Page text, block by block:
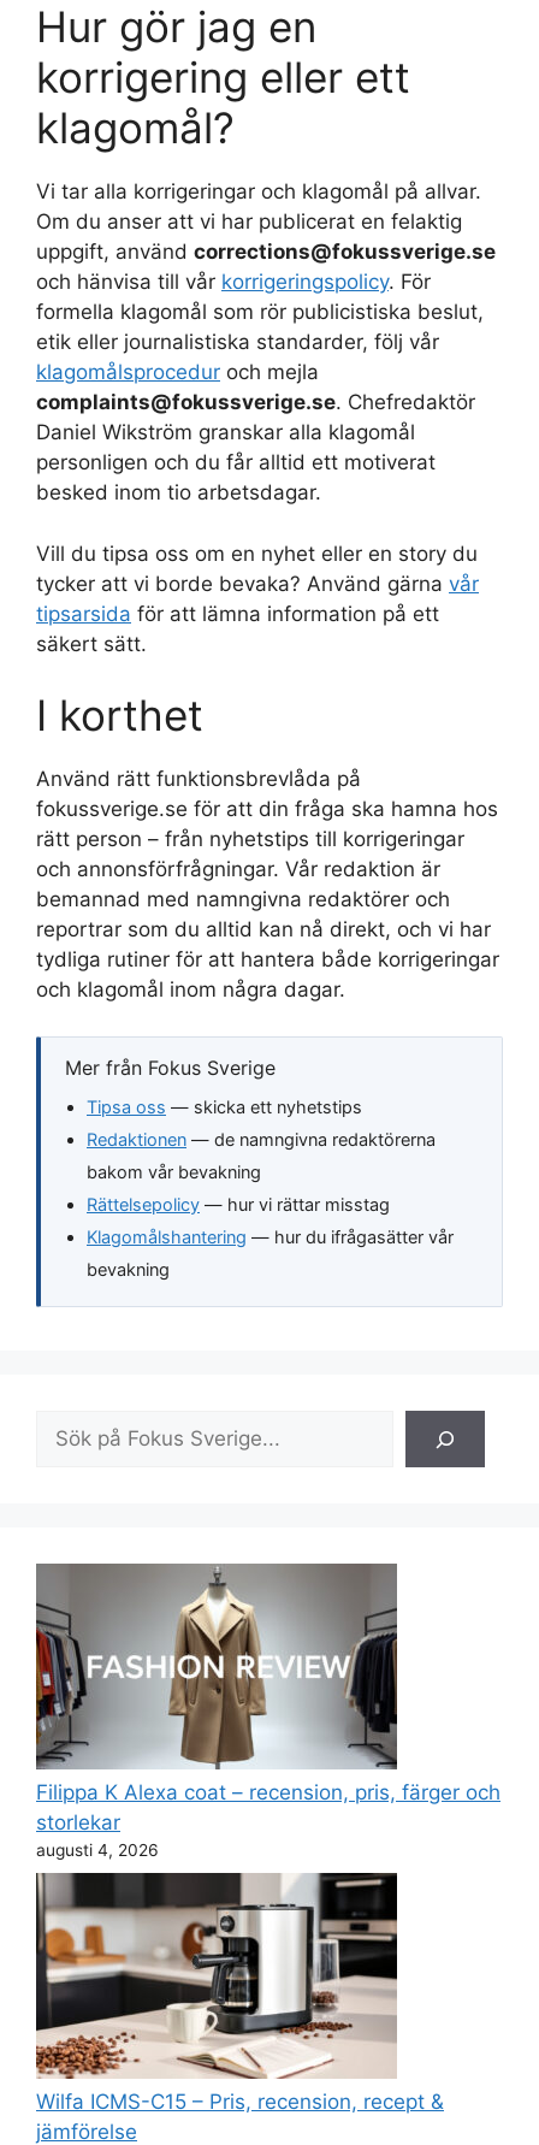
Hur gör jag en
korrigering eller ett
klagomål?
Vi tar alla korrigeringar och klagomål på allvar.
Om du anser att vi har publicerat en felaktig
uppgift, använd corrections@fokussverige.se
och hänvisa till vår korrigeringspolicy. För
formella klagomål som rör publicistiska beslut,
etik eller journalistiska standarder, följ vår
klagomålsprocedur och mejla
complaints@fokussverige.se. Chefredaktör
Daniel Wikström granskar alla klagomål
personligen och du får alltid ett motiverat
besked inom tio arbetsdagar.
Vill du tipsa oss om en nyhet eller en story du
tycker att vi borde bevaka? Använd gärna vår
tipsarsida för att lämna information på ett
säkert sätt.
I korthet
Använd rätt funktionsbrevlåda på
fokussverige.se för att din fråga ska hamna hos
rätt person – från nyhetstips till korrigeringar
och annonsförfrågningar. Vår redaktion är
bemannad med namngivna redaktörer och
reportrar som du alltid kan nå direkt, och vi har
tydliga rutiner för att hantera både korrigeringar
och klagomål inom några dagar.
Mer från Fokus Sverige
Tipsa oss — skicka ett nyhetstips
Redaktionen — de namngivna redaktörerna
bakom vår bevakning
Rättelsepolicy — hur vi rättar misstag
Klagomålshantering — hur du ifrågasätter vår
bevakning
Sök
Filippa K Alexa coat – recension, pris, färger och
storlekar
augusti 4, 2026
Wilfa ICMS-C15 – Pris, recension, recept &
jämförelse